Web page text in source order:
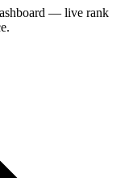
— live rank